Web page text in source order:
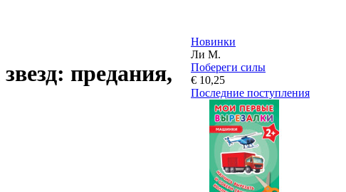
предания,
Новинки
Ли М.
Побереги силы
€ 10,25
Последние поступления